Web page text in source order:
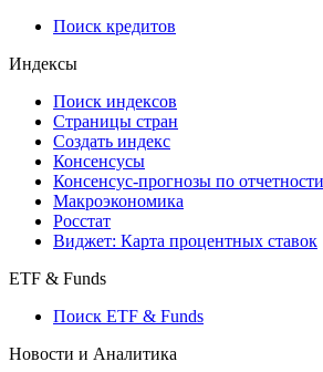
Поиск кредитов
Индексы
Поиск индексов
Страницы стран
Создать индекс
Консенсусы
Консенсус-прогнозы по отчетности
Макроэкономика
Росстат
Виджет: Карта процентных ставок
ETF & Funds
Поиск ETF & Funds
Новости и Аналитика